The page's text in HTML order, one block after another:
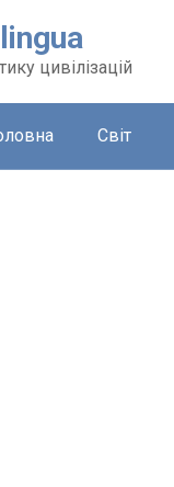
цивілізацій
Світ